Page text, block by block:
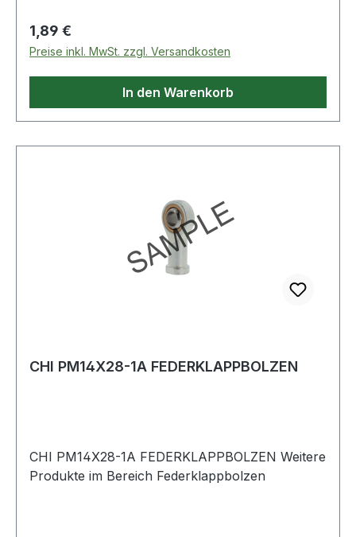
Regulärer Preis:
1,89 €
Preise inkl. MwSt. zzgl. Versandkosten
In den Warenkorb
CHI PM14X28-1A FEDERKLAPPBOLZEN
CHI PM14X28-1A FEDERKLAPPBOLZEN Weitere
Produkte im Bereich Federklappbolzen